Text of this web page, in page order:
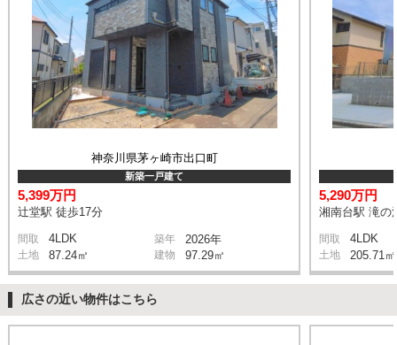
神奈川県茅ヶ崎市出口町
新築一戸建て
5,399万円
辻堂駅 徒歩17分
間取 4LDK 築年 2026年
土地 87.24㎡ 建物 97.29㎡
5,290万円
湘南台駅 滝の
間取 4LDK
土地 205.71㎡
広さの近い物件はこちら